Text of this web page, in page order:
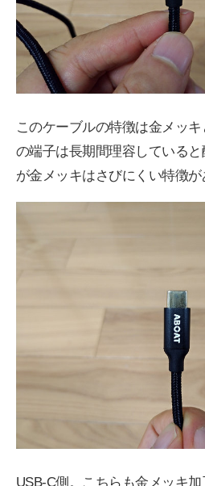
このケーブルの特徴は金メッ
の端子は長期間理容している
が金メッキはさびにくい特徴が
USB-C側。こちらも金メッキ加